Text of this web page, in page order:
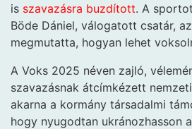
is szavazásra buzdított. A
Böde Dániel, válogatott csatár,
megmutatta, hogyan lehet
A Voks 2025 néven zajló,
szavazásnak átcímkézett
akarna a kormány társadalmi
hogy nyugodtan ukránozhasson